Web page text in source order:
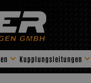
Kupplungsleitungen